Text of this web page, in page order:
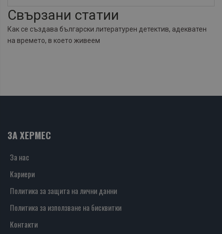
Свързани статии
Как се създава български литературен детектив, адекватен
на времето, в което живеем
ЗА ХЕРМЕС
За нас
Кариери
Политика за защита на лични данни
Политика за използване на бисквитки
Контакти